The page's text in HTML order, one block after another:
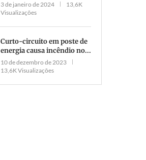
3 de janeiro de 2024
13,6K
Visualizações
Curto-circuito em poste de
energia causa incêndio no...
10 de dezembro de 2023
13,6K Visualizações